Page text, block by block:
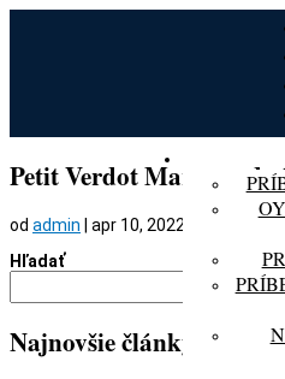
Petit Verdot Marques de
od admin
apr 10, 2022
Hľadať
Najnovšie články